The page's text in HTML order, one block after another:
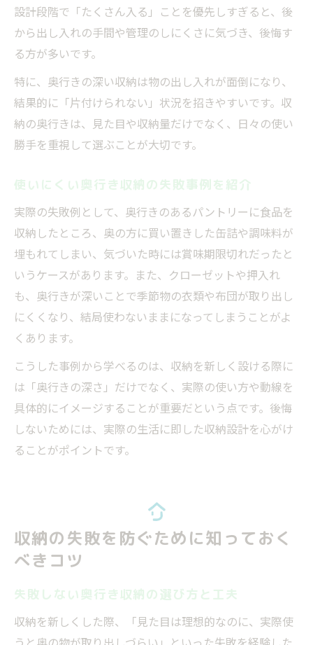
設計段階で「たくさん入る」ことを優先しすぎると、後
から出し入れの手間や管理のしにくさに気づき、後悔す
る方が多いです。
特に、奥行きの深い収納は物の出し入れが面倒になり、
結果的に「片付けられない」状況を招きやすいです。収
納の奥行きは、見た目や収納量だけでなく、日々の使い
勝手を重視して選ぶことが大切です。
使いにくい奥行き収納の失敗事例を紹介
実際の失敗例として、奥行きのあるパントリーに食品を
収納したところ、奥の方に買い置きした缶詰や調味料が
埋もれてしまい、気づいた時には賞味期限切れだったと
いうケースがあります。また、クローゼットや押入れ
も、奥行きが深いことで季節物の衣類や布団が取り出し
にくくなり、結局使わないままになってしまうことがよ
くあります。
こうした事例から学べるのは、収納を新しく設ける際に
は「奥行きの深さ」だけでなく、実際の使い方や動線を
具体的にイメージすることが重要だという点です。後悔
しないためには、実際の生活に即した収納設計を心がけ
ることがポイントです。
収納の失敗を防ぐために知っておく
べきコツ
失敗しない奥行き収納の選び方と工夫
収納を新しくした際、「見た目は理想的なのに、実際使